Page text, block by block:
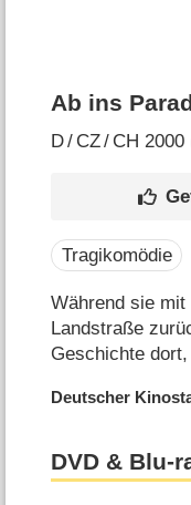
Ab ins
D/ CZ/ CH 2000
Tragikomödie
Während sie
Landstraße
Geschichte
Deutscher
DVD & Blu-